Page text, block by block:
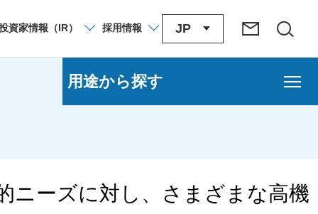
資家情報 （IR） 採用情報 JP
ニーズに対し、さまざまな高機
用途から探す